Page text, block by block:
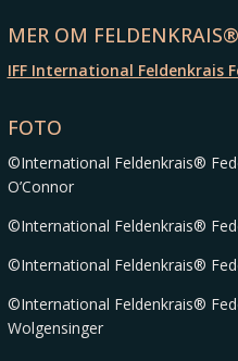
MER OM FELDENKRAIS®
IFF International Feldenkrais
FOTO
©International Feldenkrais®
O’Connor
©International Feldenkrais®
©International Feldenkrais®
©International Feldenkrais®
Wolgensinger